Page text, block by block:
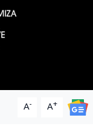
A- A+